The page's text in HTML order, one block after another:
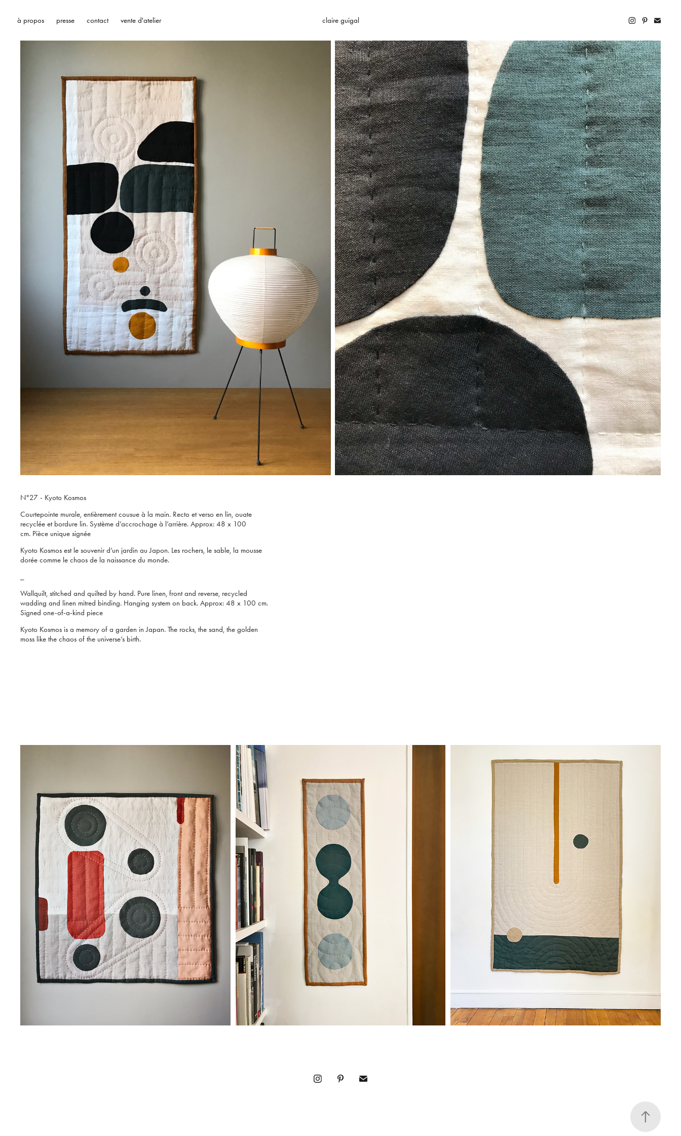
à propos presse contact vente d'atelier claire guigal
N°27 - Kyoto Kosmos
Courtepointe murale, entièrement cousue à la main. Recto et verso en lin, ouate
recyclée et bordure lin. Système d’accrochage à l’arrière. Approx: 48 x 100
cm. Pièce unique signée
Kyoto Kosmos est le souvenir d’un jardin au Japon. Les rochers, le sable, la mousse
dorée comme le chaos de la naissance du monde.
Wallquilt, stitched and quilted by hand. Pure linen, front and reverse, recycled
wadding and linen mitred binding. Hanging system on back. Approx: 48 x 100 cm.
Signed one-of-a-kind piece
Kyoto Kosmos is a memory of a garden in Japan. The rocks, the sand, the golden
moss like the chaos of the universe’s birth.​​​​​​​